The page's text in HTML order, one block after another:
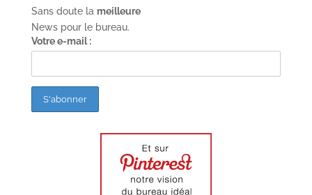
Sans doute la meilleure
News pour le bureau.
Votre e-mail :